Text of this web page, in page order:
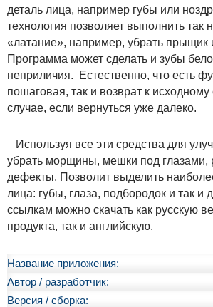
деталь лица, например губы или
технология позволяет выполнить так
«латание», например, убрать прыщик
Программа может сделать и зубы
неприличия. Естественно, что есть
пошаговая, так и возврат к
случае, если вернуться уже далеко.
Используя все эти средства для
убрать морщины, мешки под глазами,
дефекты. Позволит выделить
лица: губы, глаза, подбородок и так
ссылкам можно скачать как русскую
продукта, так и английскую.
Название приложения:
Автор / разработчик:
Версия / сборка: